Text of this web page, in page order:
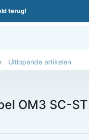
terug!
Uitlopende artikelen
OM3 SC-ST